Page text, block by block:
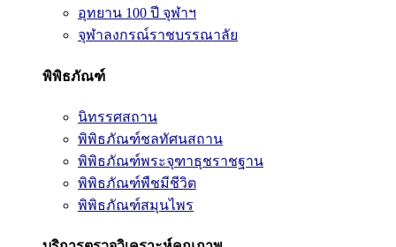
อุทยาน 100 ปี จุฬาฯ
จุฬาลงกรณ์ราชบรรณาลัย
พิพิธภัณฑ์
นิทรรศสถาน
พิพิธภัณฑ์ชลทัศนสถาน
พิพิธภัณฑ์พระจุฑาธุชราชฐาน
พิพิธภัณฑ์พืชมีชีวิต
พิพิธภัณฑ์สมุนไพร